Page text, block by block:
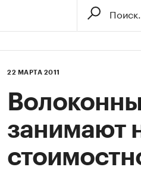
22 МАРТА 2011
занимают